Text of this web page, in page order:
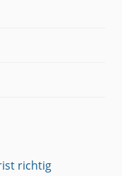
richtig